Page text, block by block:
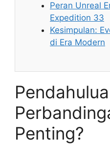
Peran Unreal
Expedition 33
Kesimpulan:
di Era Modern
Penting?